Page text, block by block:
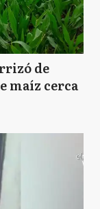
de
maíz cerca